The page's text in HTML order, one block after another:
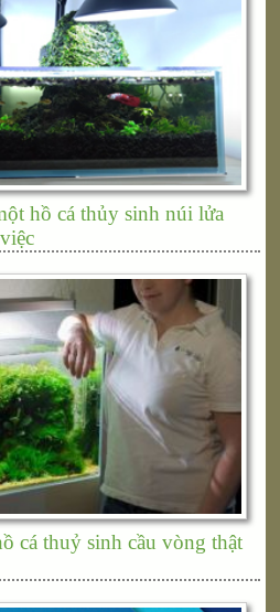
hồ cá thủy sinh núi lửa
cá thuỷ sinh cầu vòng thật